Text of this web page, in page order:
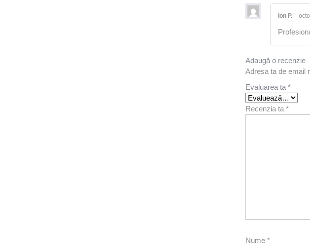
Ion P. –
Adaugă o recenzie
Adresa ta de email
Evaluarea ta *
Recenzia ta *
Nume *